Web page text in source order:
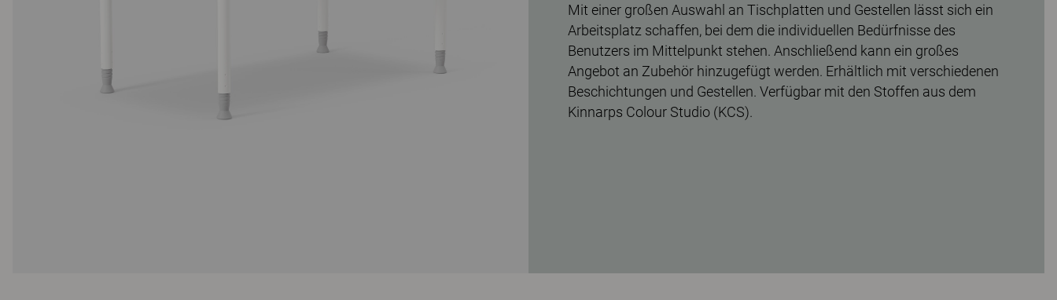
Mit einer großen Auswahl an Tischplatten und Gestellen lässt sich ein
Arbeitsplatz schaffen, bei dem die individuellen Bedürfnisse des
Benutzers im Mittelpunkt stehen. Anschließend kann ein großes
Angebot an Zubehör hinzugefügt werden. Erhältlich mit verschiedenen
Beschichtungen und Gestellen. Verfügbar mit den Stoffen aus dem
Kinnarps Colour Studio (KCS).